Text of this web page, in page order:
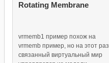
Rotating Membrane
vrmemb1 пример похож на
vrmemb пример, но на этот раз
связанный виртуальный мир